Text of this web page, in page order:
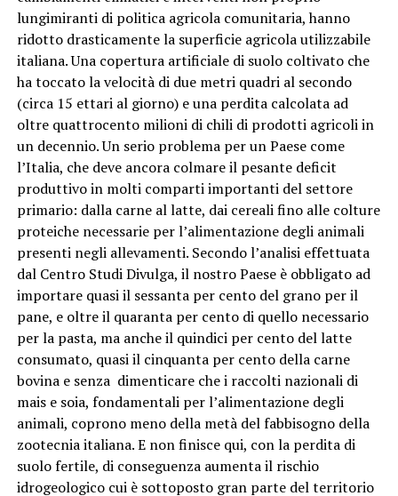
lungimiranti di politica agricola comunitaria, hanno
ridotto drasticamente la superficie agricola utilizzabile
italiana. Una copertura artificiale di suolo coltivato che
ha toccato la velocità di due metri quadri al secondo
(circa 15 ettari al giorno) e una perdita calcolata ad
oltre quattrocento milioni di chili di prodotti agricoli in
un decennio. Un serio problema per un Paese come
l’Italia, che deve ancora colmare il pesante deficit
produttivo in molti comparti importanti del settore
primario: dalla carne al latte, dai cereali fino alle colture
proteiche necessarie per l’alimentazione degli animali
presenti negli allevamenti. Secondo l’analisi effettuata
dal Centro Studi Divulga, il nostro Paese è obbligato ad
importare quasi il sessanta per cento del grano per il
pane, e oltre il quaranta per cento di quello necessario
per la pasta, ma anche il quindici per cento del latte
consumato, quasi il cinquanta per cento della carne
bovina e senza dimenticare che i raccolti nazionali di
mais e soia, fondamentali per l’alimentazione degli
animali, coprono meno della metà del fabbisogno della
zootecnia italiana. E non finisce qui, con la perdita di
suolo fertile, di conseguenza aumenta il rischio
idrogeologico cui è sottoposto gran parte del territorio